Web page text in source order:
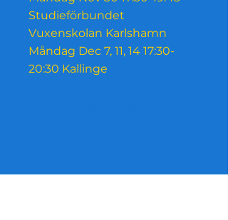
Studieförbundet
Vuxenskolan Karlshamn
Måndag Dec 7, 11, 14 17:30-